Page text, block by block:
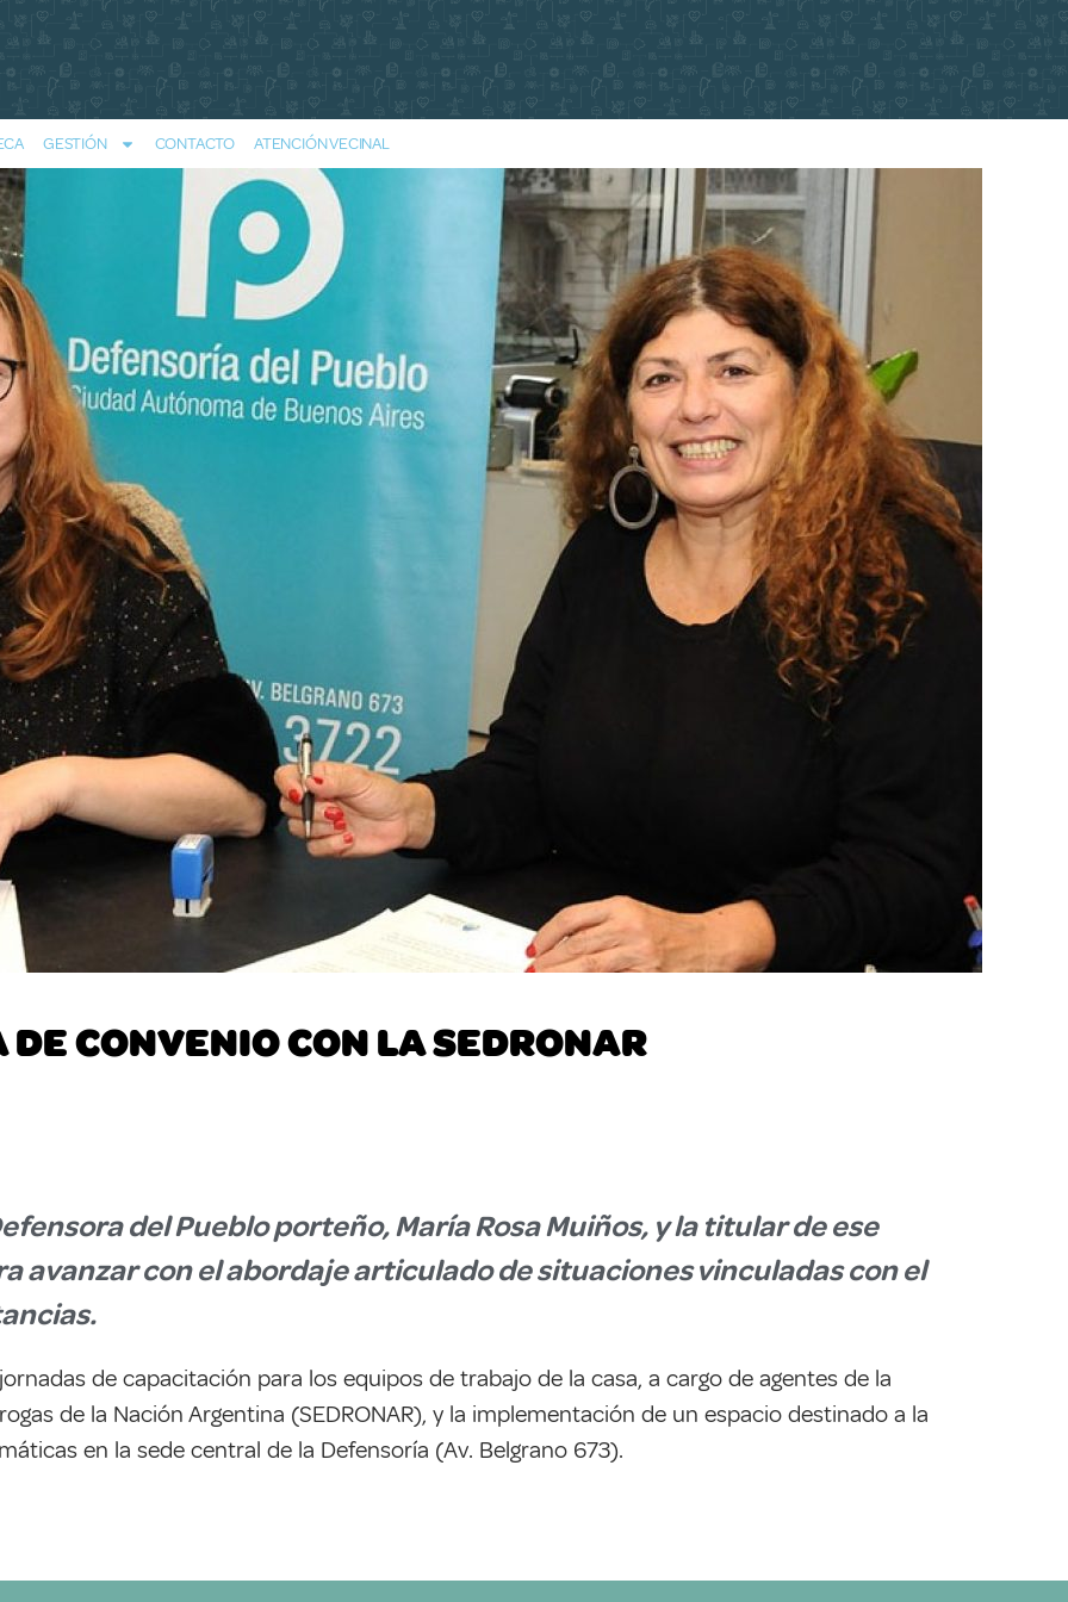
GESTIÓN CONTACTO ATENCIÓN VECINAL
DE CONVENIO CON LA SEDRONAR
del Pueblo porteño, María Rosa Muiños, y la titular de ese
avanzar con el abordaje articulado de situaciones vinculadas con el
de capacitación para los equipos de trabajo de la casa, a cargo de agentes de la
de la Nación Argentina (SEDRONAR), y la implementación de un espacio destinado a la
en la sede central de la Defensoría (Av. Belgrano 673).